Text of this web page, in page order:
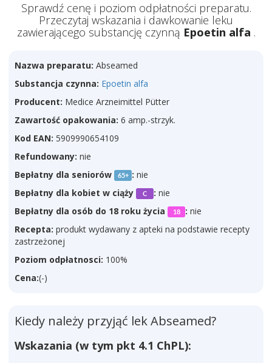
Sprawdź cenę i poziom odpłatności preparatu.
Przeczytaj wskazania i dawkowanie leku
zawierającego substancję czynną Epoetin alfa .
Nazwa preparatu: Abseamed
Substancja czynna: Epoetin alfa
Producent: Medice Arzneimittel Pütter
Zawartość opakowania: 6 amp.-strzyk.
Kod EAN: 5909990654109
Refundowany: nie
Bepłatny dla seniorów
65+ : nie
Bepłatny dla kobiet w ciąży
C : nie
Bepłatny dla osób do 18 roku życia
18 : nie
Recepta: produkt wydawany z apteki na podstawie recepty
zastrzeżonej
Poziom odpłatnosci: 100%
Cena:(-)
Kiedy należy przyjąć lek Abseamed?
Wskazania (w tym pkt 4.1 ChPL):